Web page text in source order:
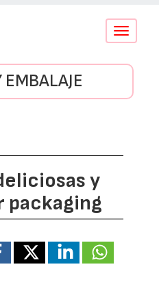
Conmutar
EMBALAJE
y
packaging